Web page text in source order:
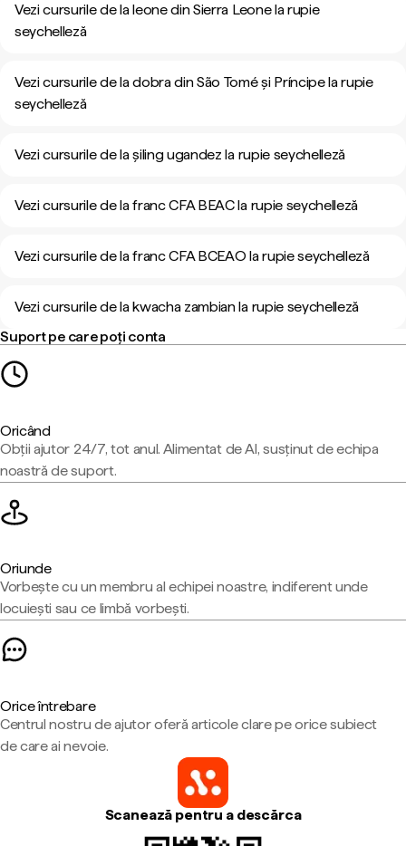
Vezi cursurile de la leone din Sierra Leone la rupie
seychelleză
Vezi cursurile de la dobra din São Tomé și Príncipe la rupie
seychelleză
Vezi cursurile de la șiling ugandez la rupie seychelleză
Vezi cursurile de la franc CFA BEAC la rupie seychelleză
Vezi cursurile de la franc CFA BCEAO la rupie seychelleză
Vezi cursurile de la kwacha zambian la rupie seychelleză
Suport pe care poți conta
Oricând
Obții ajutor 24/7, tot anul. Alimentat de AI, susținut de echipa
noastră de suport.
Oriunde
Vorbește cu un membru al echipei noastre, indiferent unde
locuiești sau ce limbă vorbești.
Orice întrebare
Centrul nostru de ajutor oferă articole clare pe orice subiect
de care ai nevoie.
Scanează pentru a descărca